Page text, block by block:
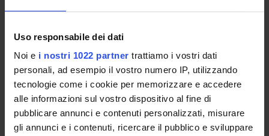
Uso responsabile dei dati
Noi e i nostri 1022 partner trattiamo i vostri dati
personali, ad esempio il vostro numero IP, utilizzando
tecnologie come i cookie per memorizzare e accedere
alle informazioni sul vostro dispositivo al fine di
pubblicare annunci e contenuti personalizzati, misurare
gli annunci e i contenuti, ricercare il pubblico e sviluppare
SECTIONS
Section of Psychiatry and Clinical Psychology
ACTIVITIES